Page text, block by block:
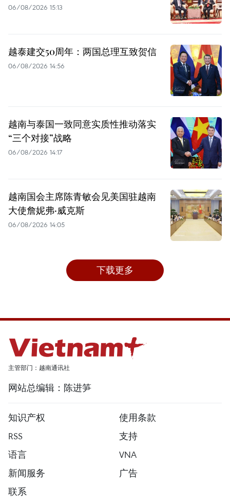
06/08/2026 15:13
越泰建交50周年：两国总理互致贺信
06/08/2026 14:56
越南与泰国一致同意实质性推动落实
“三个对接”战略
06/08/2026 14:17
越南国会主席陈青敏会见美国驻越南
大使詹妮弗·威克斯
06/08/2026 14:05
下载更多
主管部门：越南通讯社
网站总编辑：陈进笋
知识产权
使用条款
RSS
支持
语言
VNA
新闻服务
广告
联系